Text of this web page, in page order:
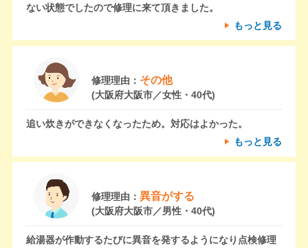
ない状態でしたので修理に来て頂きました。
もっと見る
修理理由： その他
(大阪府大阪市／女性・40代)
追い炊きができなくなったため。対応はよかった。
もっと見る
修理理由： 異音がする
(大阪府大阪市／男性・40代)
給湯器が作動するたびに異音を発するようになり点検修理